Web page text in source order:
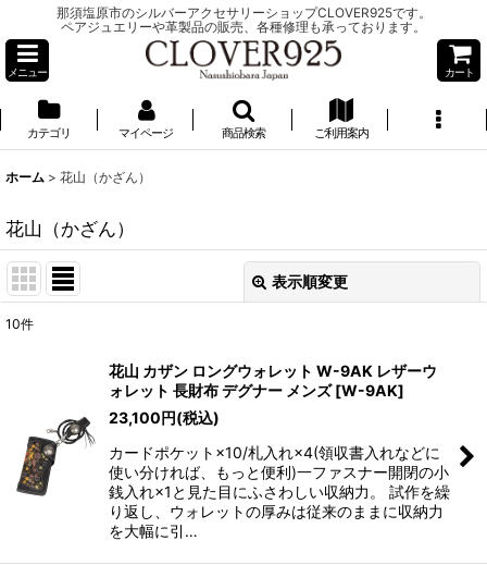
那須塩原市のシルバーアクセサリーショップCLOVER925です。
ペアジュエリーや革製品の販売、各種修理も承っております。
メニュー カート
カテゴリ マイページ 商品検索 ご利用案内
ホーム > 花山（かざん）
花山（かざん）
表示順変更
並び順
絞り込む
10件
花山 カザン ロングウォレット W-9AK レザーウ
ォレット 長財布 デグナー メンズ [W-9AK]
23,100円(税込)
カードポケット×10/札入れ×4(領収書入れなどに
使い分ければ、もっと便利)一ファスナー開閉の小
銭入れ×1と見た目にふさわしい収納力。 試作を繰
り返し、ウォレットの厚みは従来のままに収納力
を大幅に引…